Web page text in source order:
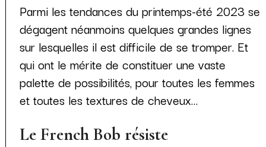
Parmi les tendances du printemps-été 2023 se
dégagent néanmoins quelques grandes lignes
sur lesquelles il est difficile de se tromper. Et
qui ont le mérite de constituer une vaste
palette de possibilités, pour toutes les femmes
et toutes les textures de cheveux…
Le French Bob résiste